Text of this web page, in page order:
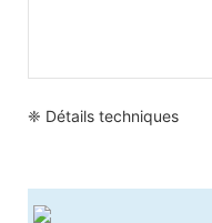
❈ Détails techniques